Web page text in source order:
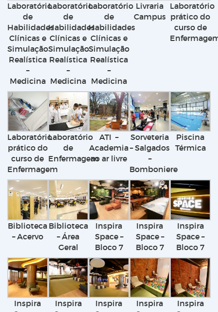
Laboratório
de
Habilidades
Clínicas e
Simulação
Realística
–
Medicina
Laboratório
de
Habilidades
Clínicas e
Simulação
Realística
–
Medicina
Laboratório
de
Habilidades
Clínicas e
Simulação
Realística
–
Medicina
Livraria
Campus
Laboratório
prático do
curso de
Laboratório
prático do
curso de
Enfermagem
Laboratório
de
Enfermagem
ATI –
Academia
ao ar livre
Sorveteria
– Salgados
–
Bomboniere
Piscina
Térmica
Biblioteca
– Acervo
Biblioteca
– Área
Geral
Inspira
Space –
Bloco 7
Inspira
Space –
Bloco 7
Inspira
Space –
Bloco 7
Inspira
Inspira
Inspira
Inspira
Inspira